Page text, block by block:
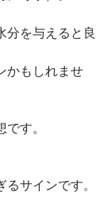
分を与えると良
かもしれませ
す。
サインです。